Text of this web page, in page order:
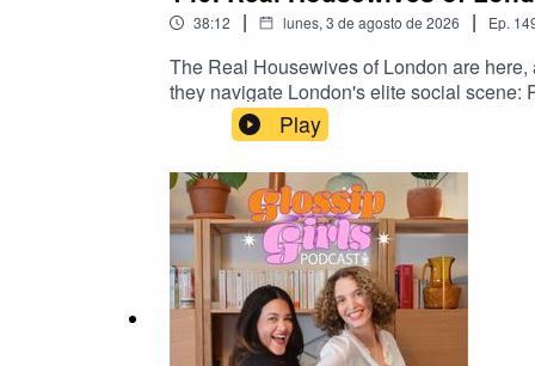
38:12 | lunes, 3 de agosto de 2026 | Ep.
The Real Housewives of London are
they navigate London's elite social scene:
Amanda hosts a lavish International
confronts Juliet Mayhew, setting the tone
celebrates International Women's Day,
tension, we're sharing our unfiltered
us for plenty of laughs, hot es, and, of
Play